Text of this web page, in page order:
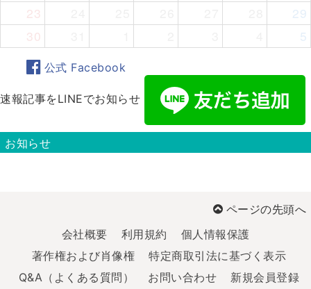
23
29
30
5
公式 Facebook
速報記事をLINEでお知らせ
お知らせ
ページの先頭へ
会社概要
利用規約
個人情報保護
著作権および肖像権
特定商取引法に基づく表示
Q&A（よくある質問）
お問い合わせ 新規会員登録